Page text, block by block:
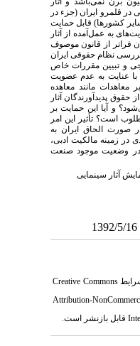
در قلمرو ایران (جزء در
کشورها) قابل حمایت
به عمل‌آمده از آثار
فراتر از قانون موصوف
نظام حقوقی ایران
و تبیین مقررات خاص
عنایت به عدم عضویت
معاهدات مانند معاهده
حقوق پدیدآورندگان آثار
و آیا این حمایت بر
است؟ تأثیر این امر
صورت الحاق ایران به
در زمینه مالکیت ادبی،
در وضعیت موجود صنعت
آثار سینمایی
Creative Commons
Attribution-
قابل بازنشر است.